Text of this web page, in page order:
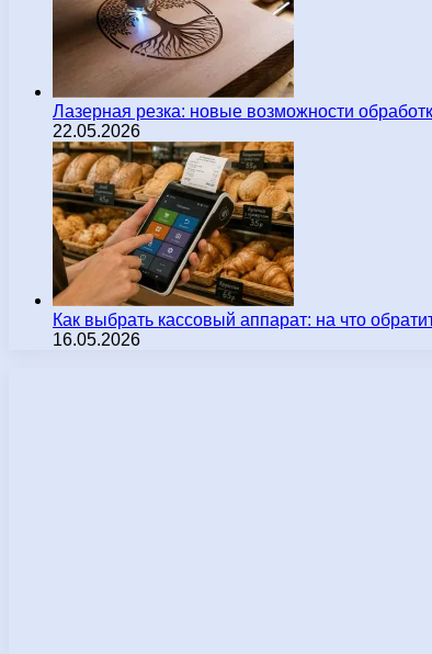
Лазерная резка: новые возможности
22.05.2026
Как выбрать кассовый аппарат: на что
16.05.2026